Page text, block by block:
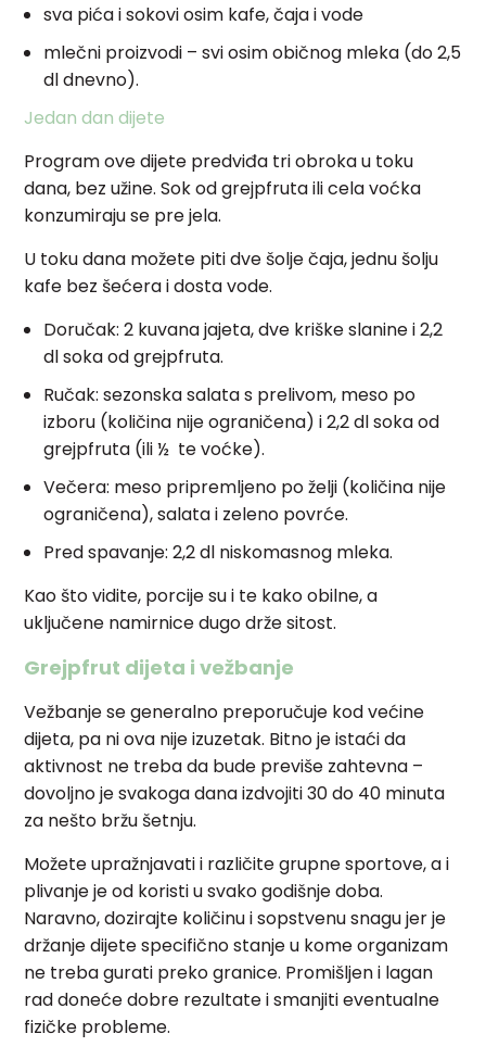
sva pića i sokovi osim kafe, čaja i vode
mlečni proizvodi – svi osim običnog mleka (do 2,5
dl dnevno).
Jedan dan dijete
Program ove dijete predviđa tri obroka u toku
dana, bez užine. Sok od grejpfruta ili cela voćka
konzumiraju se pre jela.
U toku dana možete piti dve šolje čaja, jednu šolju
kafe bez šećera i dosta vode.
Doručak: 2 kuvana jajeta, dve kriške slanine i 2,2
dl soka od grejpfruta.
Ručak: sezonska salata s prelivom, meso po
izboru (količina nije ograničena) i 2,2 dl soka od
grejpfruta (ili ½ te voćke).
Večera: meso pripremljeno po želji (količina nije
ograničena), salata i zeleno povrće.
Pred spavanje: 2,2 dl niskomasnog mleka.
Kao što vidite, porcije su i te kako obilne, a
uključene namirnice dugo drže sitost.
Grejpfrut dijeta i vežbanje
Vežbanje se generalno preporučuje kod većine
dijeta, pa ni ova nije izuzetak. Bitno je istaći da
aktivnost ne treba da bude previše zahtevna –
dovoljno je svakoga dana izdvojiti 30 do 40 minuta
za nešto bržu šetnju.
Možete upražnjavati i različite grupne sportove, a i
plivanje je od koristi u svako godišnje doba.
Naravno, dozirajte količinu i sopstvenu snagu jer je
držanje dijete specifično stanje u kome organizam
ne treba gurati preko granice. Promišljen i lagan
rad doneće dobre rezultate i smanjiti eventualne
fizičke probleme.